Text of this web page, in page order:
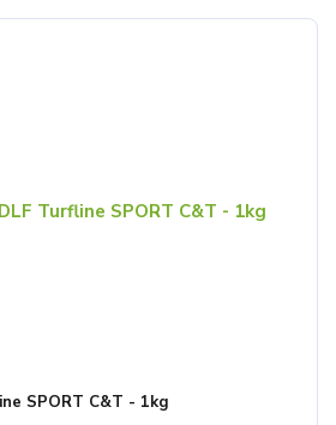
SPORT C&T - 1kg